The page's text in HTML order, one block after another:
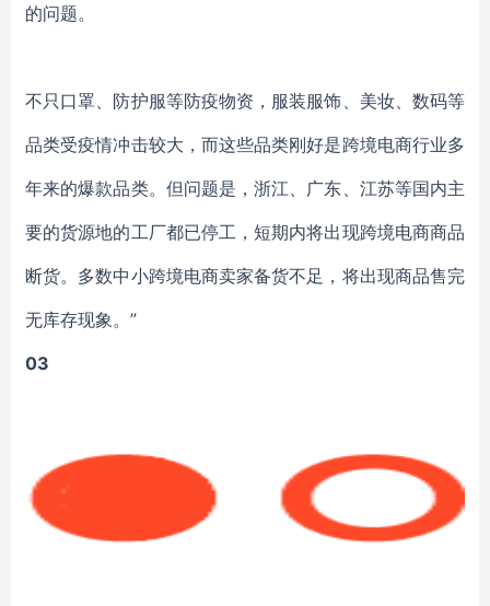
的问题。
不只口罩、防护服等防疫物资， 服装服饰、美妆、数码等
品类受疫情冲击较大，而这些品类刚好是跨境电商行业多
年来的爆款品类。但问题是，浙江、广东、江苏等国内主
要的货源地的工厂都已停工，短期内将出现跨境电商商品
断货。多数中小跨境电商卖家备货不足，将出现商品售完
无库存现象。”
03